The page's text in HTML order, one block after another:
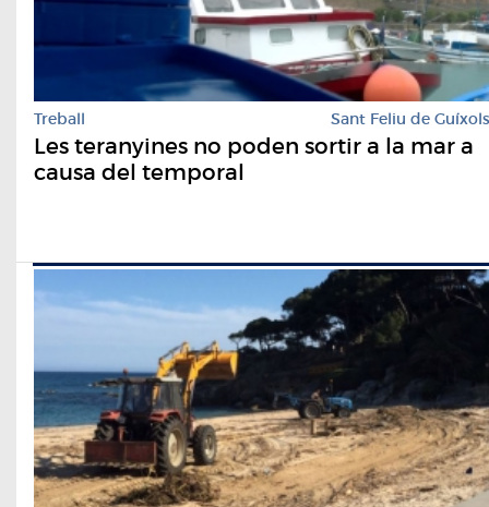
Treball Sant Feliu de Guíxols
Les teranyines no poden sortir a la mar a
causa del temporal